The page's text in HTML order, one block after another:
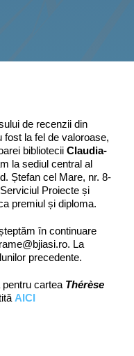
de recenzii din
fost la fel de valoroase,
bibliotecii Claudia-
la sediul central al
Ștefan cel Mare, nr. 8-
Proiecte și
premiul și diploma.
în continuare
La
precedente.
cartea Thérèse
AICI